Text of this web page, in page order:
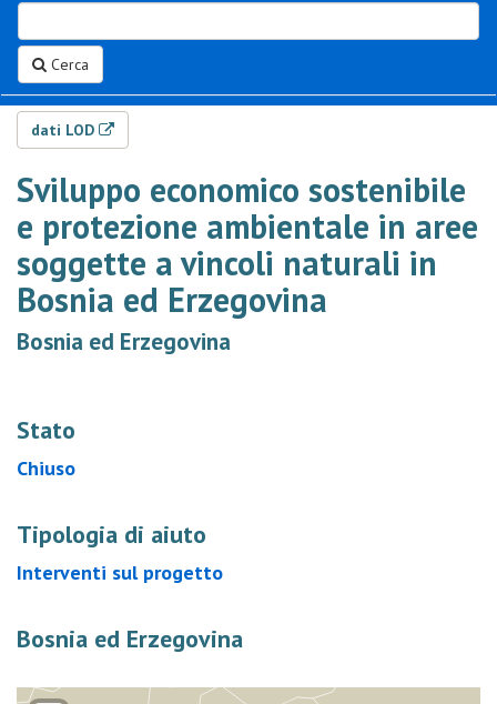
Cerca
dati LOD
Sviluppo economico sostenibile
e protezione ambientale in aree
soggette a vincoli naturali in
Bosnia ed Erzegovina
Bosnia ed Erzegovina
Stato
Chiuso
Tipologia di aiuto
Interventi sul progetto
Bosnia ed Erzegovina